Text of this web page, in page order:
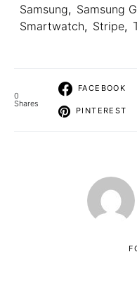
Samsung, Samsung
Smartwatch, Stripe,
0
Shares
FACEBOOK
PINTEREST